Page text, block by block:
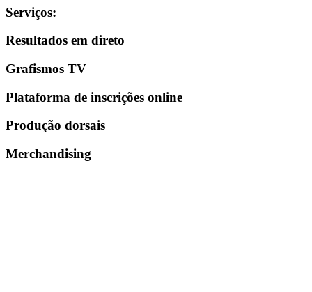
Serviços:
Resultados em direto
Grafismos TV
Plataforma de inscrições online
Produção dorsais
Merchandising